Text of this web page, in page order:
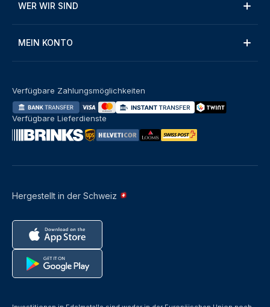
WER WIR SIND
MEIN KONTO
Hergestellt in der Schweiz
Verfügbare Zahlungsmöglichkeiten
Verfügbare Lieferdienste